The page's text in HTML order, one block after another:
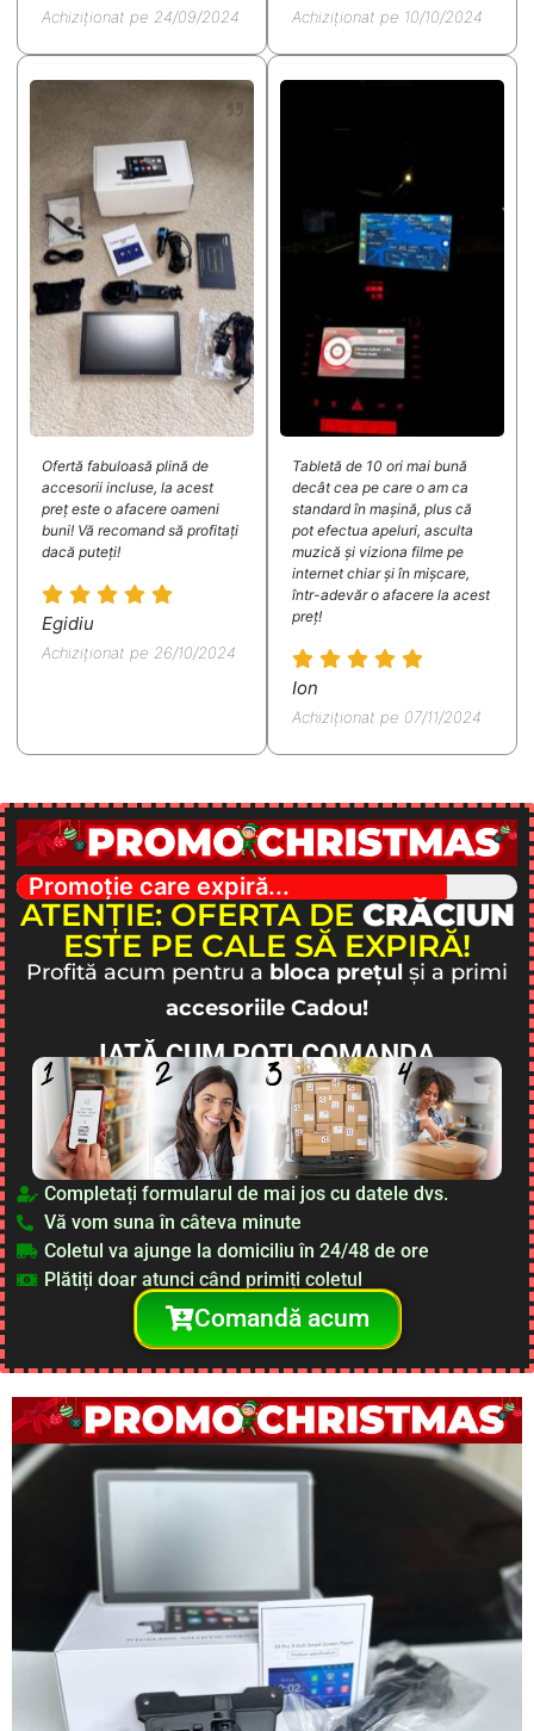
Achiziționat pe 24/09/2024 Achiziționat pe 10/10/2024
Ofertă fabuloasă plină de
accesorii incluse, la acest
preț este o afacere oameni
buni! Vă recomand să profitați
dacă puteți!
Egidiu
Achiziționat pe 26/10/2024
Tabletă de 10 ori mai bună
decât cea pe care o am ca
standard în mașină, plus că
pot efectua apeluri, asculta
muzică și viziona filme pe
internet chiar și în mișcare,
într-adevăr o afacere la acest
preț!
Ion
Achiziționat pe 07/11/2024
Promoție care expiră...
ATENȚIE: OFERTA DE CRĂCIUN
ESTE PE CALE SĂ EXPIRĂ!
Profită acum pentru a bloca prețul și a primi
accesoriile Cadou!
IATĂ CUM POȚI COMANDA
Completați formularul de mai jos cu datele dvs.
Vă vom suna în câteva minute
Coletul va ajunge la domiciliu în 24/48 de ore
Plătiți doar atunci când primiți coletul
Comandă acum